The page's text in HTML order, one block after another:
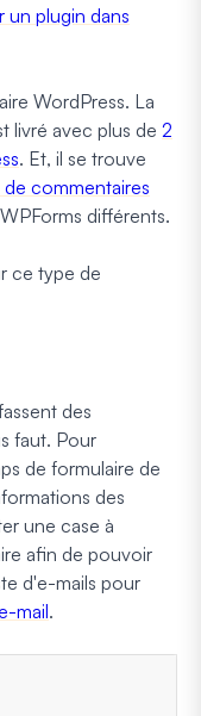
un plugin dans
WordPress. La
livré avec plus de 2
. Et, il se trouve
commentaires
différents.
ce type de
des
faut. Pour
de formulaire de
des
une case à
afin de pouvoir
d'e-mails pour
mail.